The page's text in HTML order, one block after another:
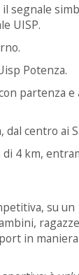
segnale
UISP.
Potenza.
partenza e
centro ai
4 km,
su un
in maniera